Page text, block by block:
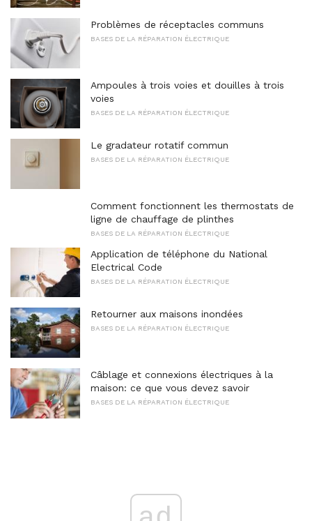
Problèmes de réceptacles communs
BASES DE LA RÉPARATION ÉLECTRIQUE
Ampoules à trois voies et douilles à trois
voies
BASES DE LA RÉPARATION ÉLECTRIQUE
Le gradateur rotatif commun
BASES DE LA RÉPARATION ÉLECTRIQUE
Comment fonctionnent les thermostats de
ligne de chauffage de plinthes
BASES DE LA RÉPARATION ÉLECTRIQUE
Application de téléphone du National
Electrical Code
BASES DE LA RÉPARATION ÉLECTRIQUE
Retourner aux maisons inondées
BASES DE LA RÉPARATION ÉLECTRIQUE
Câblage et connexions électriques à la
maison: ce que vous devez savoir
BASES DE LA RÉPARATION ÉLECTRIQUE